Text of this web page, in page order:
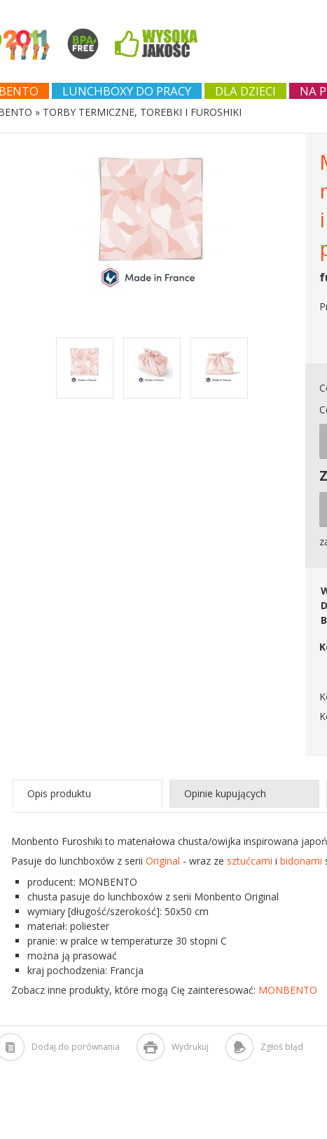
LUNCHBOXY DO PRACY DLA DZIECI NA
» TORBY TERMICZNE, TOREBKI I FUROSHIKI
Opis produktu Opinie kupujących
Monbento Furoshiki to materiałowa chusta/owijka inspirowana
Pasuje do lunchboxów z serii Original - wraz ze sztućcami i bidonami
producent: MONBENTO
chusta pasuje do lunchboxów z serii Monbento Original
wymiary [długość/szerokość]: 50x50 cm
materiał: poliester
pranie: w pralce w temperaturze 30 stopni C
można ją prasować
kraj pochodzenia: Francja
Zobacz inne produkty, które mogą Cię zainteresować: MONBENTO
Dodaj do porównania Wydrukuj Zgłoś błąd